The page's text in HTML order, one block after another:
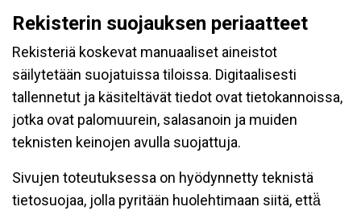
Rekisterin suojauksen periaatteet
Rekisteriä koskevat manuaaliset aineistot
säilytetään suojatuissa tiloissa. Digitaalisesti
tallennetut ja käsiteltävät tiedot ovat tietokannoissa,
jotka ovat palomuurein, salasanoin ja muiden
teknisten keinojen avulla suojattuja.
Sivujen toteutuksessa on hyödynnetty teknistä
tietosuojaa, jolla pyritään huolehtimaan siitä, että̈